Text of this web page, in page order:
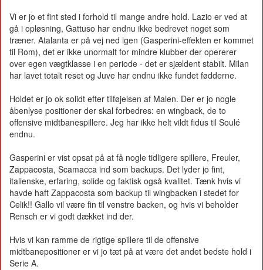
Vi er jo et fint sted i forhold til mange andre hold. Lazio er ved at
gå i opløsning, Gattuso har endnu ikke bedrevet noget som
træner. Atalanta er på vej ned igen (Gasperini-effekten er kommet
til Rom), det er ikke unormalt for mindre klubber der opererer
over egen vægtklasse i en periode - det er sjældent stabilt. Milan
har lavet totalt reset og Juve har endnu ikke fundet fødderne.
Holdet er jo ok solidt efter tilføjelsen af Malen. Der er jo nogle
åbenlyse positioner der skal forbedres: en wingback, de to
offensive midtbanespillere. Jeg har ikke helt vildt fidus til Soulé
endnu.
Gasperini er vist opsat på at få nogle tidligere spillere, Freuler,
Zappacosta, Scamacca ind som backups. Det lyder jo fint,
italienske, erfaring, solide og faktisk også kvalitet. Tænk hvis vi
havde haft Zappacosta som backup til wingbacken i stedet for
Celik!! Gallo vil være fin til venstre backen, og hvis vi beholder
Rensch er vi godt dækket ind der.
Hvis vi kan ramme de rigtige spillere til de offensive
midtbanepositioner er vi jo tæt på at være det andet bedste hold i
Serie A.